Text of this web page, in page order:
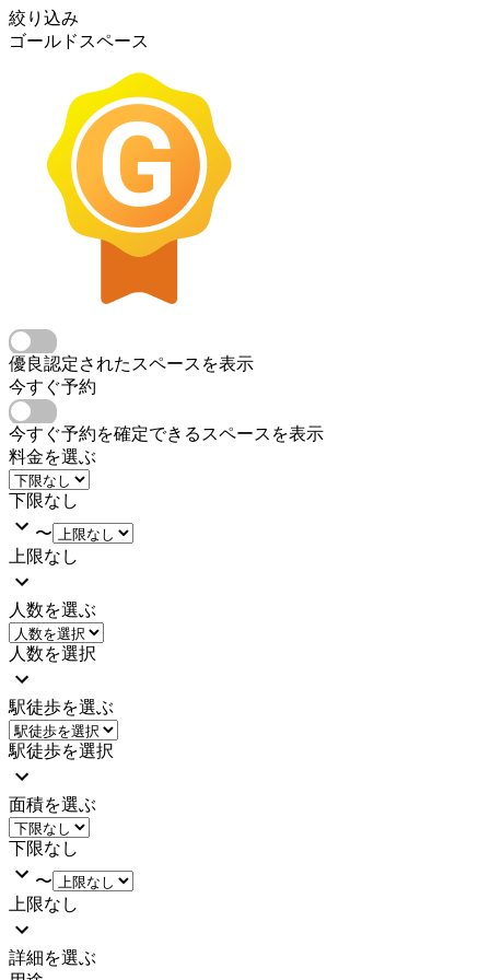
絞り込み
ゴールドスペース
優良認定されたスペースを表示
今すぐ予約
今すぐ予約を確定できるスペースを表示
料金を選ぶ
下限なし
〜
上限なし
人数を選ぶ
人数を選択
駅徒歩を選ぶ
駅徒歩を選択
面積を選ぶ
下限なし
〜
上限なし
詳細を選ぶ